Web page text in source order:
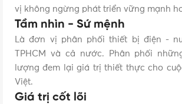
vị không ngừng phát triển vững mạnh
Tầm nhìn - Sứ mệnh
Là đơn vị phân phối thiết bị điện -
TPHCM và cả nước. Phân phối
lượng đem lại giá trị thiết thực cho
Việt.
Giá trị cốt lõi